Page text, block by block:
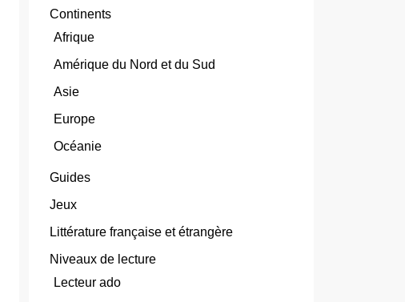
Continents
Afrique
Amérique du Nord et du Sud
Asie
Europe
Océanie
Guides
Jeux
Littérature française et étrangère
Niveaux de lecture
Lecteur ado